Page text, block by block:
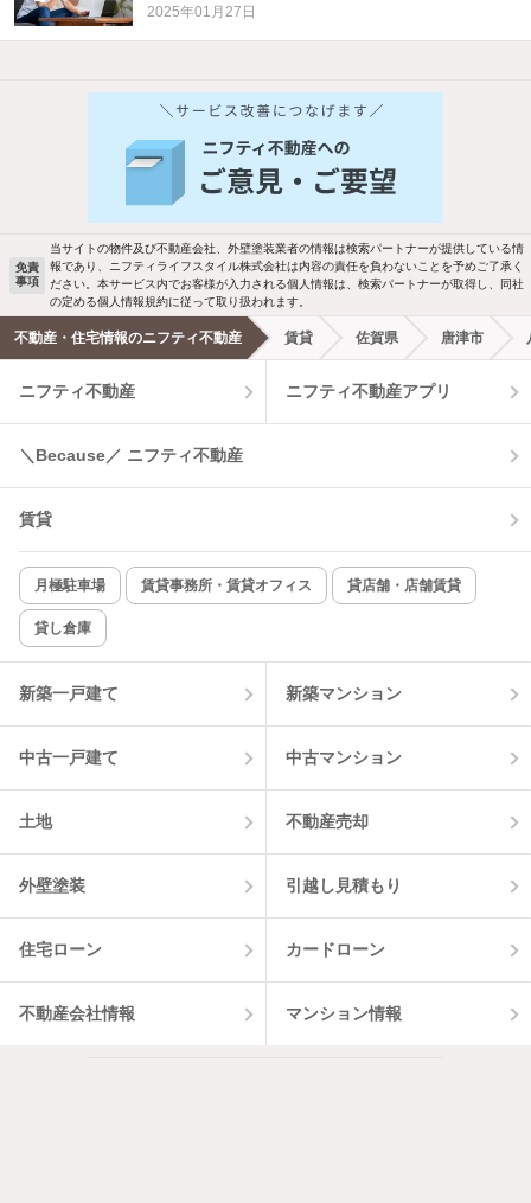
2025年01月27日
他の人はこんな条件で絞り込んでいます！
バス・トイレ別 2階以上
駐車場あり ペット相談
洗濯機置場あり 独立洗面台
エアコンあり 都市ガス
温水洗浄便座 オートロック
コンロ2口以上
新着のみ インターネット無料
該当件数:
物件一覧に反映
免責
事項
当サイトの物件及び不動産会社、外壁塗装業者の情報は検索パートナーが提供している情
報であり、ニフティライフスタイル株式会社は内容の責任を負わないことを予めご了承く
ださい。本サービス内でお客様が入力される個人情報は、検索パートナーが取得し、同社
の定める個人情報規約に従って取り扱われます。
不動産・住宅情報のニフティ不動産 賃貸 佐賀県 唐津市
ニフティ不動産 ニフティ不動産アプリ
＼Because／ ニフティ不動産
賃貸
月極駐車場 賃貸事務所・賃貸オフィス 貸店舗・店舗賃貸
貸し倉庫
新築一戸建て 新築マンション
中古一戸建て 中古マンション
土地 不動産売却
外壁塗装 引越し見積もり
住宅ローン カードローン
不動産会社情報 マンション情報